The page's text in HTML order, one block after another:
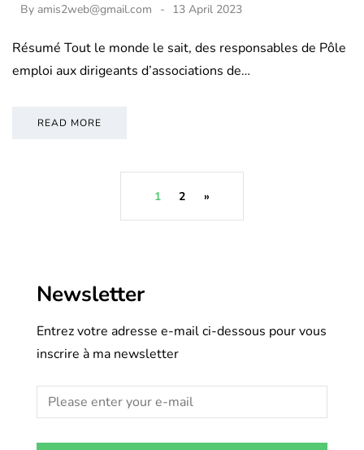
By amis2web@gmail.com 13 April 2023
Résumé Tout le monde le sait, des responsables de Pôle
emploi aux dirigeants d’associations de…
READ MORE
1 2 »
Newsletter
Entrez votre adresse e-mail ci-dessous pour vous
inscrire à ma newsletter